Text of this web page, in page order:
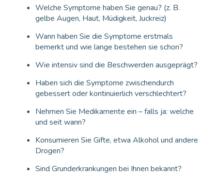
Welche Symptome haben Sie genau? (z. B.
gelbe Augen, Haut, Müdigkeit, Juckreiz)
Wann haben Sie die Symptome erstmals
bemerkt und wie lange bestehen sie schon?
Wie intensiv sind die Beschwerden ausgeprägt?
Haben sich die Symptome zwischendurch
gebessert oder kontinuierlich verschlechtert?
Nehmen Sie Medikamente ein – falls ja: welche
und seit wann?
Konsumieren Sie Gifte, etwa Alkohol und andere
Drogen?
Sind Grunderkrankungen bei Ihnen bekannt?